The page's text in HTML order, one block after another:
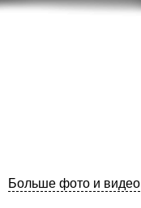
Больше фото и видео